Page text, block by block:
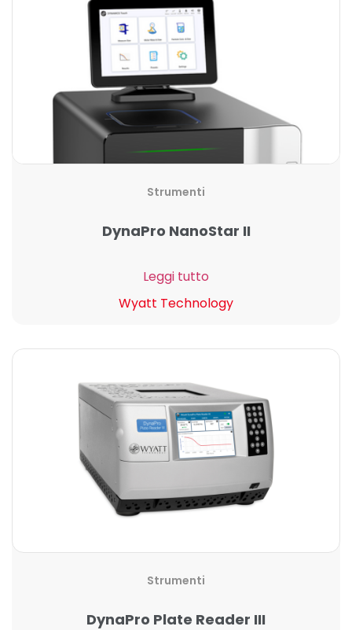
Strumenti
DynaPro NanoStar II
Leggi tutto
Wyatt Technology
Strumenti
DynaPro Plate Reader III